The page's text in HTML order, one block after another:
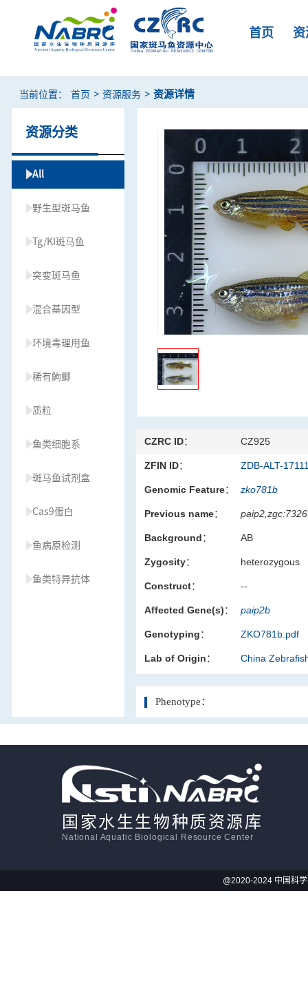
首页
当前位置： 首页 > 资源服务 > 资源详情
资源分类
All
野生型斑马鱼
Tg/KI斑马鱼
突变斑马鱼
混合基因型
环境毒理用鱼
稀有鮈鲫
质粒
鱼类细胞系
斑马鱼试剂盒
Cas9蛋白
鱼病原检测
鱼类特异抗体
CZRC ID： CZ925
ZFIN ID： ZDB-ALT-
Genomic Feature： zko781b
Previous name：
Background： AB
Zygosity： heterozygous
Construct： --
Affected Gene(s)： paip2b
Genotyping： ZKO781b.pdf
Lab of Origin： China
Phenotype：
国家水生生物种质资源库
National Aquatic Biological Resource Center
@2020-2024 中国科